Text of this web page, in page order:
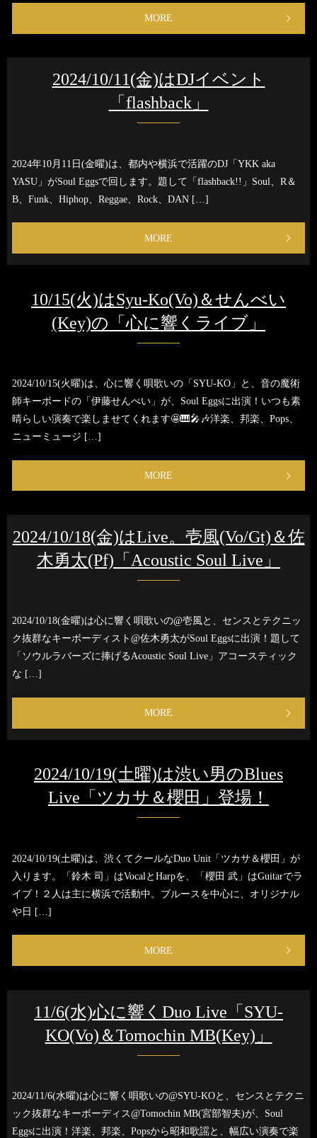
MORE
2024/10/11(金)はDJイベント
「flashback」
2024年10月11日(金曜)は、都内や横浜で活躍のDJ「YKK aka
YASU」がSoul Eggsで回します。題して「flashback!!」Soul、R＆
B、Funk、Hiphop、Reggae、Rock、DAN […]
MORE
10/15(火)はSyu-Ko(Vo)＆せんべい
(Key)の「心に響くライブ」
2024/10/15(火曜)は、心に響く唄歌いの「SYU-KO」と、音の魔術
師キーボードの「伊藤せんべい」が、Soul Eggsに出演！いつも素
晴らしい演奏で楽しませてくれます🤩🎹🎤🎶洋楽、邦楽、Pops、
ニューミュージ […]
MORE
2024/10/18(金)はLive。壱風(Vo/Gt)＆佐
木勇太(Pf)「Acoustic Soul Live」
2024/10/18(金曜)は心に響く唄歌いの@壱風と、センスとテクニッ
ク抜群なキーボーディスト@佐木勇太がSoul Eggsに出演！題して
「ソウルラバーズに捧げるAcoustic Soul Live」アコースティック
な […]
MORE
2024/10/19(土曜)は渋い男のBlues
Live「ツカサ＆櫻田」登場！
2024/10/19(土曜)は、渋くてクールなDuo Unit「ツカサ＆櫻田」が
入ります。「鈴木 司」はVocalとHarpを、「櫻田 武」はGuitarでラ
イブ！２人は主に横浜で活動中。ブルースを中心に、オリジナル
や日 […]
MORE
11/6(水)心に響くDuo Live「SYU-
KO(Vo)＆Tomochin MB(Key)」
2024/11/6(水曜)は心に響く唄歌いの@SYU-KOと、センスとテクニ
ック抜群なキーボーディス@Tomochin MB(宮部智夫)が、Soul
Eggsに出演！洋楽、邦楽、Popsから昭和歌謡と、幅広い演奏で楽